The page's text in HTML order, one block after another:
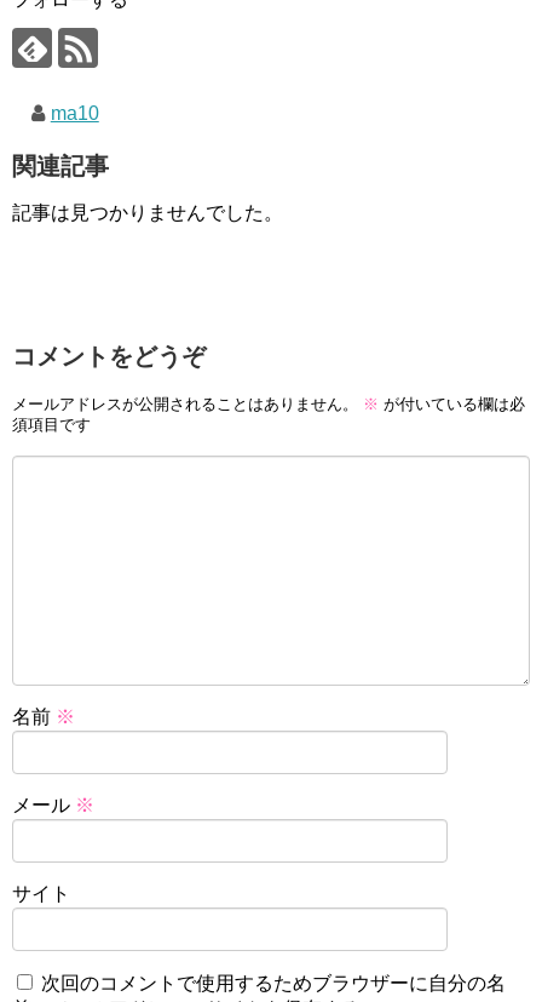
ma10
関連記事
記事は見つかりませんでした。
コメントをどうぞ
メールアドレスが公開されることはありません。 ※ が付いている欄は必
須項目です
名前 ※
メール ※
サイト
次回のコメントで使用するためブラウザーに自分の名